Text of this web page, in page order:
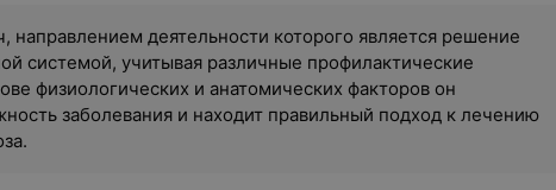
направлением деятельности которого является решение
системой, учитывая различные профилактические
физиологических и анатомических факторов он
заболевания и находит правильный подход к лечению